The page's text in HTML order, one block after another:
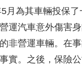
為其車輛投保了
運汽車意外傷害
非營運車輛。在
實。之後，保險